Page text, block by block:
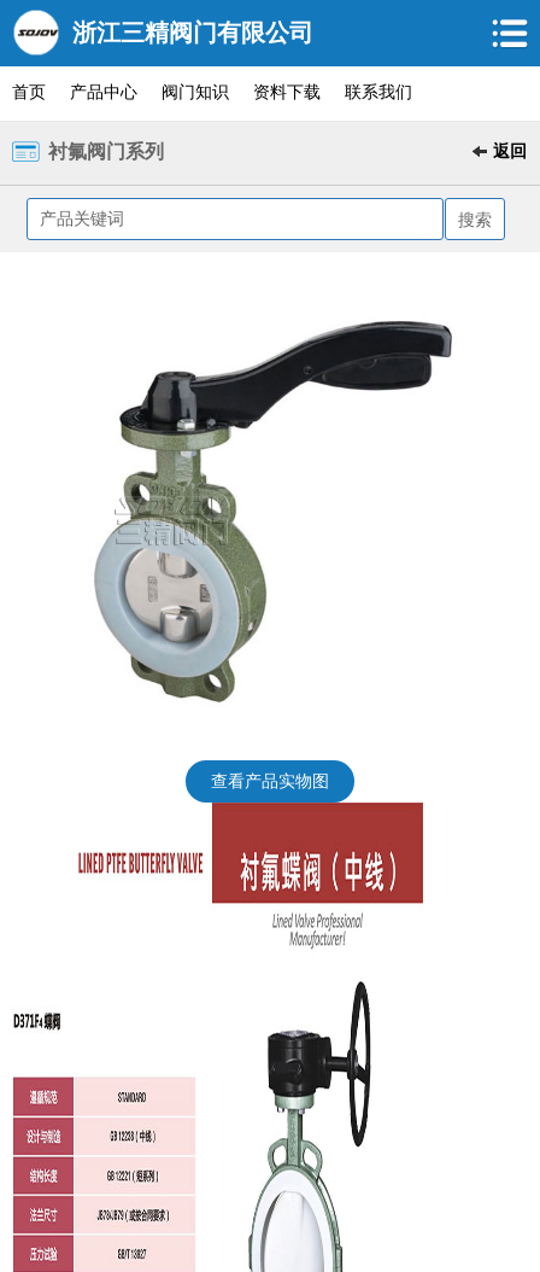
浙江三精阀门有限公司
首页 产品中心 阀门知识 资料下载 联系我们
衬氟阀门系列 返回
查看产品实物图